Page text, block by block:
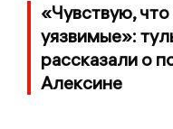
«Чувствую,
уязвимые»:
рассказали о
Алексине